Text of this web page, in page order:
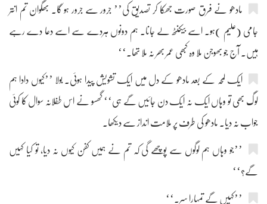
مادھو نے فرق صورت جھکا کر تصدیق کی’’ جرور سے جرور ہو گا۔ بھگوان تم انتر
جامی (علیم )ہو۔ اسے بیکنٹھ لے جانا۔ ہم دونوں ہردے سے اسے دعا دے رہے
ہیں۔ آج جو بھوجن ملا وہ کبھی عمر بھر نہ ملا تھا۔‘‘
ایک لمحہ کے بعد مادھو کے دل میں ایک تشویش پیدا ہوئی۔ بولا ’’کیوں دادا ہم
لوگ بھی تو وہاں ایک نہ ایک دن جائیں گے ہی‘‘ گھسو نے اس طفلانہ سوال کا کوئی
جواب نہ دیا۔ مادھو کی طرف پر ملامت انداز سے دیکھا۔
’’جو وہاں ہم لوگوں سے پوچھے گی کہ تم نے ہمیں کفن کیوں نہ دیا، تو کیا کہیں
گے؟‘‘
’’کہیں گے تمہارا سر۔‘‘